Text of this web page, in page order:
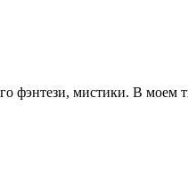
фэнтези, мистики. В